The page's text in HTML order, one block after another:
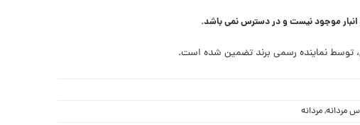
موجود نیست و در دسترس نمی باشد.
توسط نماینده رسمی برند تضمین شده است.
مردانه,مردانه